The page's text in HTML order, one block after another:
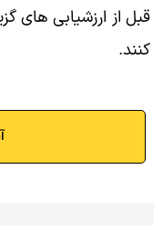
قبل از ارزشیابی های
کنند.